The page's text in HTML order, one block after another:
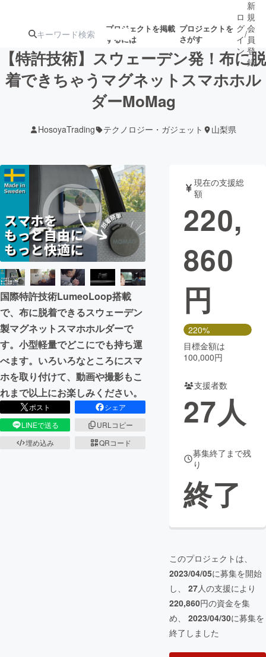
プロジェクトを掲載
するには
プロジェクトを
さがす
注目の新着プロ募集終了が近いプ
ロジェクト
テクノロジー・ガジェット
映像・映画 書籍・雑誌
ビジネス・起業 チャレンジ
まちづくり・地域活性化
CAMPFIRE for Social Good
CAMPFIRE Creation
CAMPFIREふるさと納税machi-ya コミュニティ
ロ
グ
イ
ン
/
新
規
会
員
登
録
【特許技術】スウェーデン発！布に脱
着できちゃうマグネットスマホホル
ダーMoMag
HosoyaTrading テクノロジー・ガジェット 山梨県
国際特許技術LumeoLoop搭載
で、布に脱着できるスウェーデン
製マグネットスマホホルダーで
す。小型軽量でどこにでも持ち運
べます。いろいろなところにスマ
ホを取り付けて、動画や撮影もこ
れまで以上にお楽しみください。
ポスト
シェア
LINEで送る
URLコピー
埋め込み
QRコード
現在の支援総
額
220,
860
円
220%
目標金額は
100,000円
支援者数
27人
募集終了まで残
り
終了
このプロジェクトは、
2023/04/05に募集を開始
し、 27人の支援により
220,860円の資金を集
め、 2023/04/30に募集を
終了しました